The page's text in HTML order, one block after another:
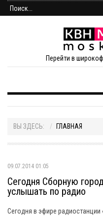
Перейти в
ВЫ ЗДЕСЬ: ГЛАВНАЯ
09.07.2014 01:05
Сегодня Сборную
услышать по радио
Сегодня в эфире радиостанции